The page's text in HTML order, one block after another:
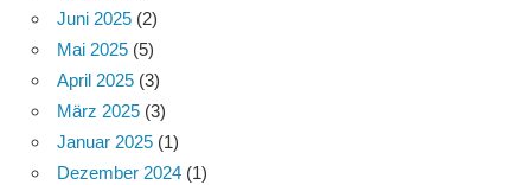
Juni 2025 (2)
Mai 2025 (5)
April 2025 (3)
März 2025 (3)
Januar 2025 (1)
Dezember 2024 (1)